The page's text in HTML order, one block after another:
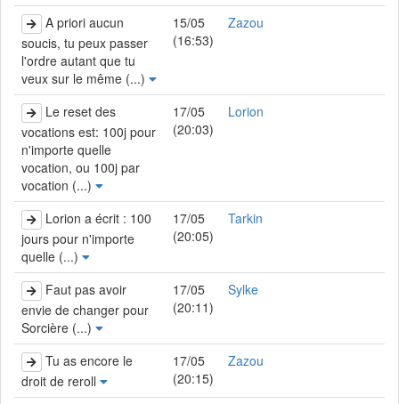
A priori aucun
soucis, tu peux passer
l'ordre autant que tu
veux sur le même (...)
15/05
(16:53)
Zazou
Le reset des
vocations est: 100j pour
n'importe quelle
vocation, ou 100j par
vocation (...)
17/05
(20:03)
Lorion
Lorion a écrit : 100
jours pour n'importe
quelle (...)
17/05
(20:05)
Tarkin
Faut pas avoir
envie de changer pour
Sorcière (...)
17/05
(20:11)
Sylke
Tu as encore le
droit de reroll
17/05
(20:15)
Zazou